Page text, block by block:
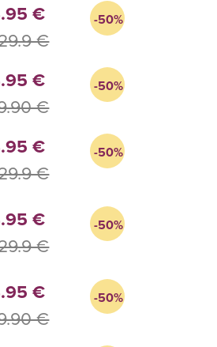
€
€
-50%
€
€
-50%
€
€
-50%
€
€
-50%
€
€
-50%